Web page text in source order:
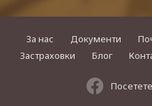
За нас Документи
Застраховки
Блог